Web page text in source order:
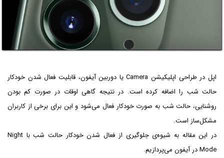
اپل در طراحی اپلیکیشن Camera یا دوربین آیفون، قابلیت فعال شدن خودکار
حالت شب را اضافه کرده است. در نتیجه گاهی اوقات در صورت کم بودن
روشنایی، حالت شب به صورت خودکار فعال می‌شود و این برای برخی از کاربران
مشکل‌ساز است.
در این مقاله به شیوه‌ی جلوگیری از فعال شدن خودکار حالت شب با Night
Mode در آیفون می‌پردازیم.